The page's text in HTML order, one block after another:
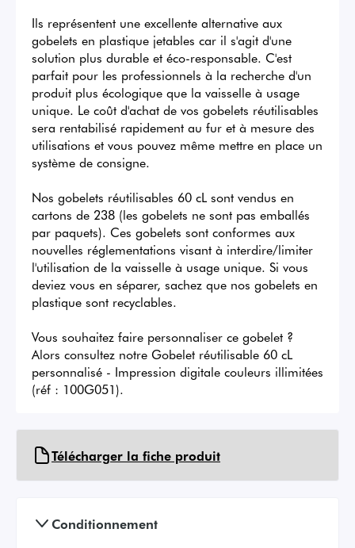
Ils représentent une excellente alternative aux
gobelets en plastique jetables car il s'agit d'une
solution plus durable et éco-responsable. C'est
parfait pour les professionnels à la recherche d'un
produit plus écologique que la vaisselle à usage
unique. Le coût d'achat de vos gobelets réutilisables
sera rentabilisé rapidement au fur et à mesure des
utilisations et vous pouvez même mettre en place un
système de consigne.
Nos gobelets réutilisables 60 cL sont vendus en
cartons de 238 (les gobelets ne sont pas emballés
par paquets). Ces gobelets sont conformes aux
nouvelles réglementations visant à interdire/limiter
l'utilisation de la vaisselle à usage unique. Si vous
deviez vous en séparer, sachez que nos gobelets en
plastique sont recyclables.
Vous souhaitez faire personnaliser ce gobelet ?
Alors consultez notre Gobelet réutilisable 60 cL
personnalisé - Impression digitale couleurs illimitées
(réf : 100G051).
Télécharger la fiche produit
Conditionnement